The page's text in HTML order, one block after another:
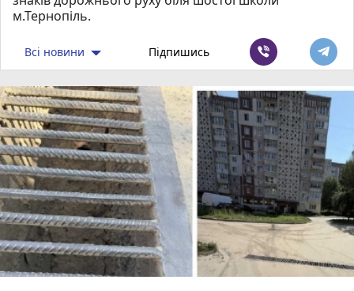
м.Тернопіль.
Всі новини Підпишись